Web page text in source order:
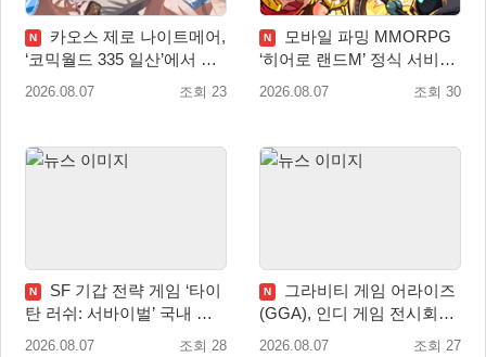
N
카오스 제로 나이트메어,
‘코믹월드 335 일산’에서 이
용자 소통 예고
2026.08.07 조회 23
N
모바일 파밍 MMORPG
‘히어로 랜드M’ 정식 서비스
돌입
2026.08.07 조회 30
N
SF 기갑 전략 게임 ‘타이
탄 러쉬: 서바이벌’ 국내 정
식 출시
2026.08.07 조회 28
N
그라비티 게임 어라이즈
(GGA), 인디 게임 전시회
‘도쿄 게임 던전 13’ 참가!
2026.08.07 조회 27